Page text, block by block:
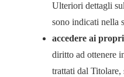
Ulteriori dettagli
sono indicati nella
accedere ai
diritto ad ottenere
trattati dal Titolare,